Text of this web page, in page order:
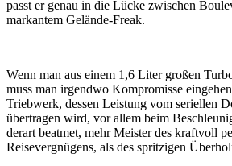
passt er genau in die Lücke zwischen
markantem Gelände-Freak.
Wenn man aus einem 1,6 Liter großen
muss man irgendwo Kompromisse
Triebwerk, dessen Leistung vom seriellen
übertragen wird, vor allem beim
derart beatmet, mehr Meister des kraftvoll
Reisevergnügens, als des spritzigen